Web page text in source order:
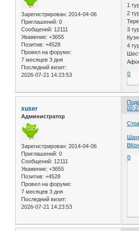
Зарегистрирован: 2014-04-06
Приглашений: 0
Сообщений: 12111
Уважение: +3655
Позитив: +4528
Провел на форуме:
7 месяцев 3 дня
Последний визит:
2026-07-21 14:23:53
1
2
3
4
0
02-
xuser
Администратор
Зарегистрирован: 2014-04-06
Приглашений: 0
Сообщений: 12111
Уважение: +3655
Позитив: +4528
Провел на форуме:
7 месяцев 3 дня
Последний визит:
2026-07-21 14:23:53
0